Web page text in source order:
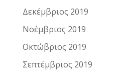
Δεκέμβριος 2019
Νοέμβριος 2019
Οκτώβριος 2019
Σεπτέμβριος 2019